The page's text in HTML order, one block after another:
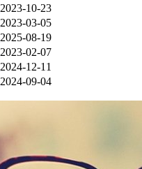
2023-10-23
2023-03-05
2025-08-19
2023-02-07
2024-12-11
2024-09-04